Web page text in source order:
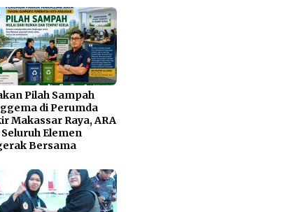
Pilah Sampah
di Perumda
Makassar Raya, ARA
Elemen
Bersama